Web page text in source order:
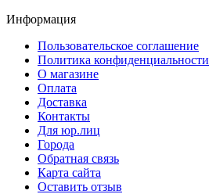
Информация
Пользовательское соглашение
Политика конфиденциальности
О магазине
Оплата
Доставка
Контакты
Для юр.лиц
Города
Обратная связь
Карта сайта
Оставить отзыв